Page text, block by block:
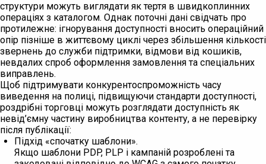
структури можуть виглядати як тертя в швидкоплинних
операціях з каталогом. Однак поточні дані свідчать про
протилежне: ігнорування доступності вносить операційний
опір пізніше в життєвому циклі через збільшення кількості
звернень до служби підтримки, відмови від кошиків,
невдалих спроб оформлення замовлення та спеціальних
виправлень.
Щоб підтримувати конкурентоспроможність часу
виведення на полиці, підвищуючи стандарти доступності,
роздрібні торговці можуть розглядати доступність як
невід’ємну частину виробництва контенту, а не перевірку
після публікації:
Підхід «спочатку шаблони».
Якщо шаблони PDP, PLP і кампаній розроблені та